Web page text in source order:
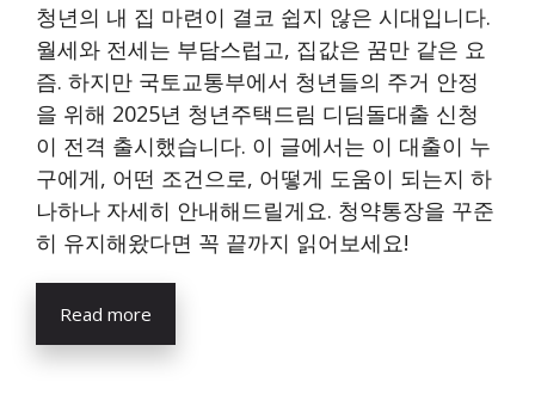
청년의 내 집 마련이 결코 쉽지 않은 시대입니다.
월세와 전세는 부담스럽고, 집값은 꿈만 같은 요
즘. 하지만 국토교통부에서 청년들의 주거 안정
을 위해 2025년 청년주택드림 디딤돌대출 신청
이 전격 출시했습니다. 이 글에서는 이 대출이 누
구에게, 어떤 조건으로, 어떻게 도움이 되는지 하
나하나 자세히 안내해드릴게요. 청약통장을 꾸준
히 유지해왔다면 꼭 끝까지 읽어보세요!
Read more